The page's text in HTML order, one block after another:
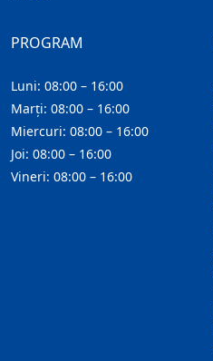
PROGRAM
Luni: 08:00 – 16:00
Marți: 08:00 – 16:00
Miercuri: 08:00 – 16:00
Joi: 08:00 – 16:00
Vineri: 08:00 – 16:00